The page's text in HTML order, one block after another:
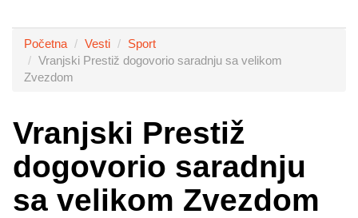
Početna Vesti
Sport
Vranjski Prestiž dogovorio saradnju sa velikom
Zvezdom
Vranjski Prestiž
dogovorio saradnju
sa velikom Zvezdom